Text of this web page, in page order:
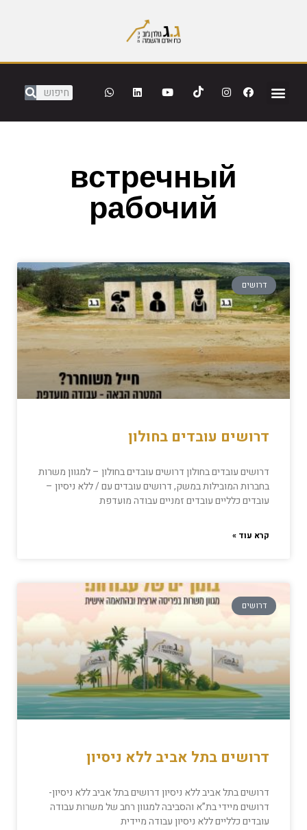
встречный
рабочий
דרושים
דרושים עובדים בחולון
דרושים עובדים בחולון דרושים עובדים בחולון – למגוון משרות
בחברות המובילות במשק, דרושים עובדים עם / ללא ניסיון –
עובדים כלליים עובדים זמניים עבודה מועדפת
קרא עוד »
דרושים
דרושים בתל אביב ללא ניסיון
דרושים בתל אביב ללא ניסיון דרושים בתל אביב ללא ניסיון-
דרושים מיידי בת”א והסביבה למגוון רחב של משרות עבודה
עובדים כלליים ללא ניסיון עבודה מיידית